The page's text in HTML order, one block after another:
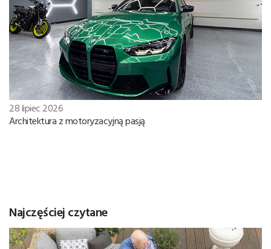
28 lipiec 2026
Architektura z motoryzacyjną pasją
Najczęściej czytane